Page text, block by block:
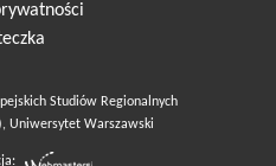
Studiów Regionalnych
Uniwersytet Warszawski